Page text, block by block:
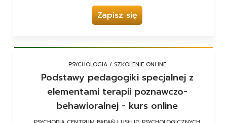
Zapisz się
PSYCHOLOGIA / SZKOLENIE ONLINE
Podstawy pedagogiki specjalnej z
elementami terapii poznawczo-
behawioralnej - kurs online